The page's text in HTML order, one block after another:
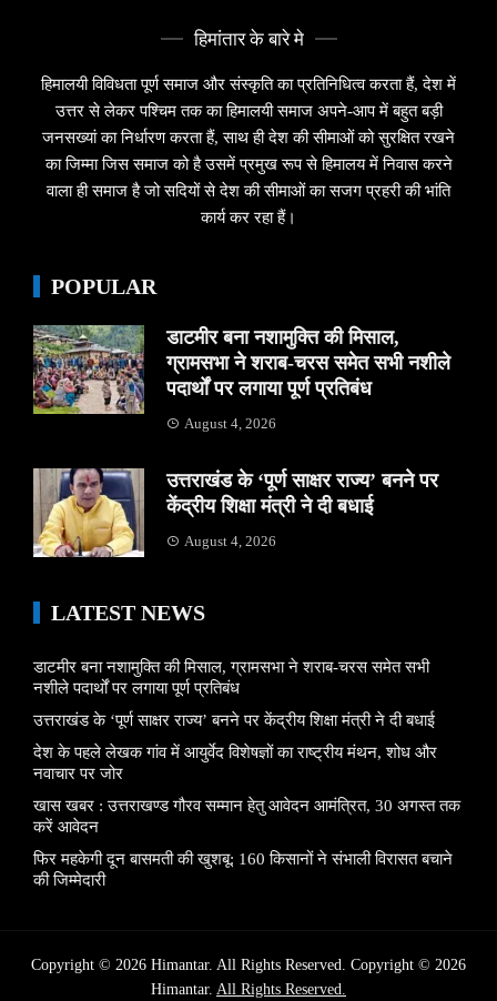
हिमांतार के बारे मे
हिमालयी विविधता पूर्ण समाज और संस्कृति का प्रतिनिधित्व करता हैं, देश में
उत्तर से लेकर पश्चिम तक का हिमालयी समाज अपने-आप में बहुत बड़ी
जनसख्यां का निर्धारण करता हैं, साथ ही देश की सीमाओं को सुरक्षित रखने
का जिम्मा जिस समाज को है उसमें प्रमुख रूप से हिमालय में निवास करने
वाला ही समाज है जो सदियों से देश की सीमाओं का सजग प्रहरी की भांति
कार्य कर रहा हैं।
POPULAR
डाटमीर बना नशामुक्ति की मिसाल,
ग्रामसभा ने शराब-चरस समेत सभी नशीले
पदार्थों पर लगाया पूर्ण प्रतिबंध
August 4, 2026
उत्तराखंड के ‘पूर्ण साक्षर राज्य’ बनने पर
केंद्रीय शिक्षा मंत्री ने दी बधाई
August 4, 2026
LATEST NEWS
डाटमीर बना नशामुक्ति की मिसाल, ग्रामसभा ने शराब-चरस समेत सभी
नशीले पदार्थों पर लगाया पूर्ण प्रतिबंध
उत्तराखंड के ‘पूर्ण साक्षर राज्य’ बनने पर केंद्रीय शिक्षा मंत्री ने दी बधाई
देश के पहले लेखक गांव में आयुर्वेद विशेषज्ञों का राष्ट्रीय मंथन, शोध और
नवाचार पर जोर
खास खबर : उत्तराखण्ड गौरव सम्मान हेतु आवेदन आमंत्रित, 30 अगस्त तक
करें आवेदन
फिर महकेगी दून बासमती की खुशबू: 160 किसानों ने संभाली विरासत बचाने
की जिम्मेदारी
Copyright © 2026 Himantar. All Rights Reserved. Copyright © 2026
Himantar. All Rights Reserved.